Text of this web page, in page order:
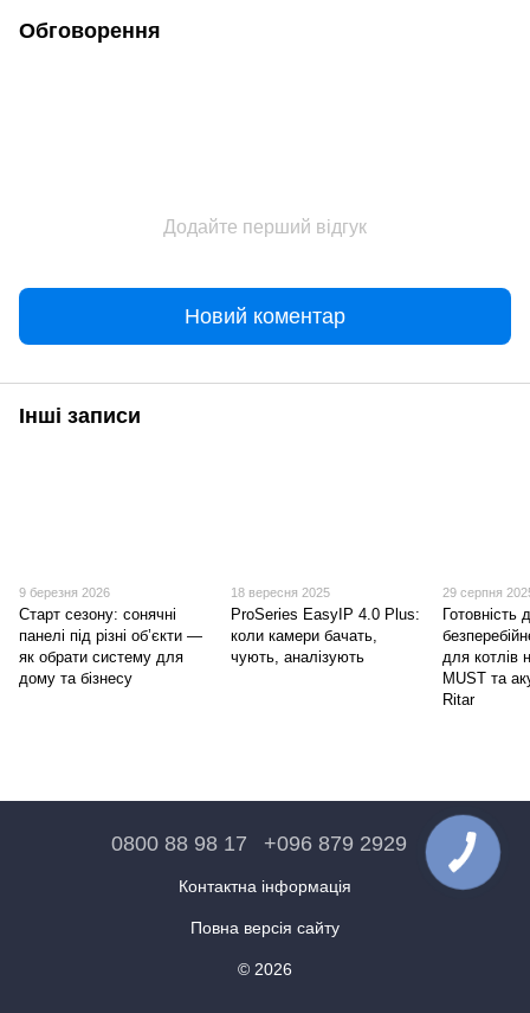
Обговорення
Додайте перший відгук
Новий коментар
Інші записи
9 березня 2026
Старт сезону: сонячні
панелі під різні об’єкти —
як обрати систему для
дому та бізнесу
18 вересня 2025
ProSeries EasyIP 4.0 Plus:
коли камери бачать,
чують, аналізують
29 серпня
Готовність
для котлів
MUST та
Ritar
0800 88 98 17 +096 879 2929
Контактна інформація
Повна версія сайту
© 2026